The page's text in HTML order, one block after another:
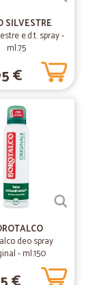
SILVESTRE
e.d.t. spray -
ml.75
€
deo spray
- ml.150